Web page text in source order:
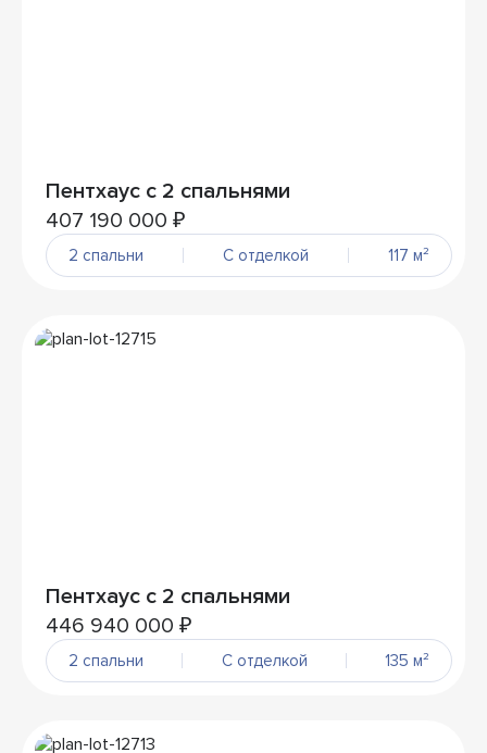
Пентхаус с 2 спальнями
407 190 000 ₽
2 спальни С отделкой 117 м²
Пентхаус с 2 спальнями
446 940 000 ₽
2 спальни С отделкой 135 м²